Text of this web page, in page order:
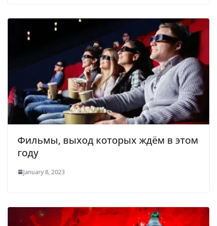
Фильмы, выход которых ждём в этом
году
January 8, 2023